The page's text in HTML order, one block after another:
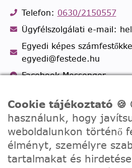
Telefon: 0630/2150557
Ügyfélszolgálati e-mail:
Egyedi képes
egyedi@festede.hu
Facebook Messenger
Cookie tájékoztató 🍪
használunk, hogy
weboldalunkon történő
élményt, személyre
tartalmakat és